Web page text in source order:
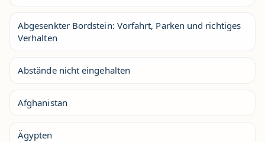
Abgesenkter Bordstein: Vorfahrt, Parken und richtiges
Verhalten
Abstände nicht eingehalten
Afghanistan
Ägypten